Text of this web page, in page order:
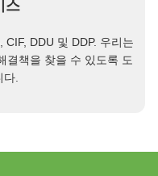
스
DDU 및 DDP. 우리는
결책을 찾을 수 있도록 도
다.